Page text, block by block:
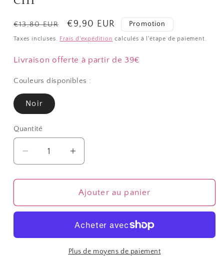
Prix
habituel
€13,80 EUR
Prix
promotionnel
€9,90 EUR Promotion
Taxes incluses. Frais d'expédition calculés à l'étape de paiement.
Livraison offerte à partir de 39€
Couleurs disponibles :
Noir
Quantité
Quantité
Réduire
la
quantité
Coffret
bagues
Augmenter
la
quantité
de
Coffret
pour
bagues
velours
Ajouter au panier
Plus de moyens de paiement